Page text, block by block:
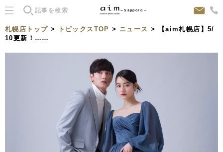
Sapporo
札幌店トップ > トピックスTOP > ニュース > 【aim札幌店】5/
10更新！……